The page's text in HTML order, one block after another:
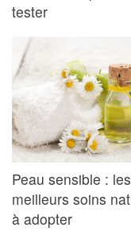
tester
Peau sensible : les
meilleurs soins
à adopter